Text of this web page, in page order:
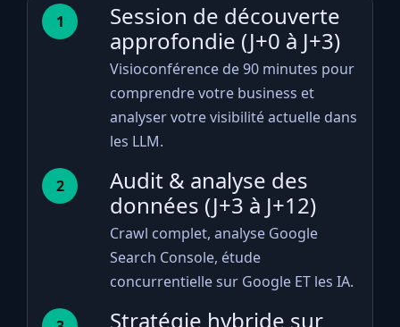
1
Session de découverte
approfondie (J+0 à J+3)
Visioconférence de 90 minutes pour
comprendre votre business et
analyser votre visibilité actuelle dans
les LLM.
2
Audit & analyse des
données (J+3 à J+12)
Crawl complet, analyse Google
Search Console, étude
concurrentielle sur Google ET les IA.
Stratégie hybride sur